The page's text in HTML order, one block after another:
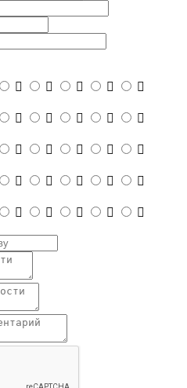
   

   

   

   

   
